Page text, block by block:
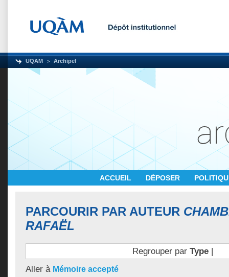
UQAM Archipel
ACCUEIL DÉPOSER
PARCOURIR PAR AUTEUR
RAFAËL
Regrouper par Type|
Aller à Mémoire accepté